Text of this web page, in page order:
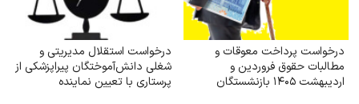
درخواست پرداخت معوقات و
مطالبات حقوق فروردین و
اردیبهشت ۱۴۰۵ بازنشستگان
درخواست استقلال مدیریتی و
شغلی دانش‌آموختگان پیراپزشکی از
پرستاری با تعیین نماینده